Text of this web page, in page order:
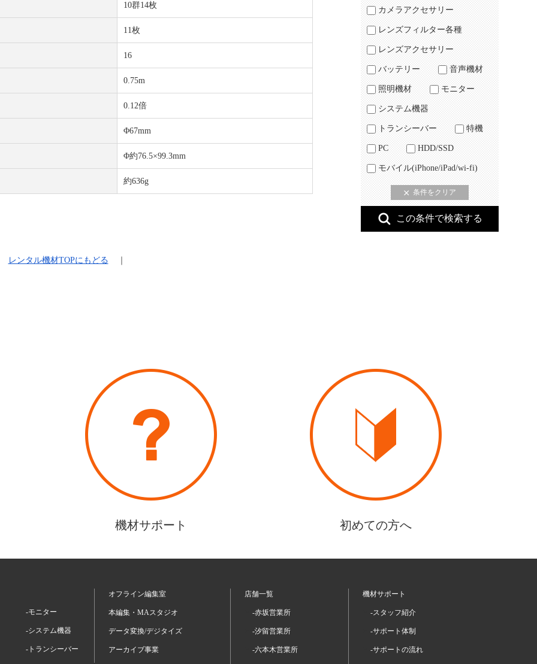
10群14枚
11枚
16
0.75m
0.12倍
Φ67mm
Φ約76.5×99.3mm
約636g
レンタル機材TOPにもどる
カメラアクセサリー
レンズフィルター各種
レンズアクセサリー
バッテリー 音声機材
照明機材 モニター
システム機器
トランシーバー 特機
PC HDD/SSD
モバイル(iPhone/iPad/wi-fi)
機材サポート 初めての方へ
-モニター
-システム機器
-トランシーバー
オフライン編集室
本編集・MAスタジオ
データ変換/デジタイズ
アーカイブ事業
店舗一覧
-赤坂営業所
-汐留営業所
-六本木営業所
機材サポート
-スタッフ紹介
-サポート体制
-サポートの流れ